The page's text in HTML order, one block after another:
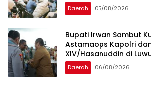
Daerah 07/08/2026
Bupati Irwan Sambut
Astamaops Kapolri
XIV/Hasanuddin di
Daerah 06/08/2026